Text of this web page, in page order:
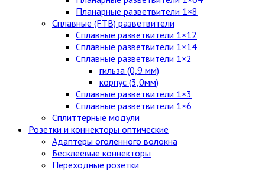
Планарные разветвители 1×8
Сплавные (FTB) разветвители
Сплавные разветвители 1×12
Сплавные разветвители 1×14
Сплавные разветвители 1×2
гильза (0,9 мм)
корпус (3,0мм)
Сплавные разветвители 1×3
Сплавные разветвители 1×6
Сплиттерные модули
Розетки и коннекторы оптические
Адаптеры оголенного волокна
Бесклеевые коннекторы
Переходные розетки